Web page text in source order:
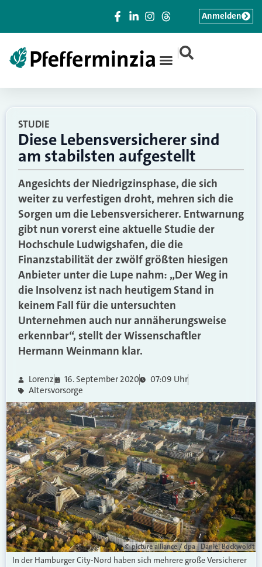
|
Anmelden
STUDIE
Diese Lebensversicherer sind
am stabilsten aufgestellt
Angesichts der Niedrigzinsphase, die sich
weiter zu verfestigen droht, mehren sich die
Sorgen um die Lebensversicherer. Entwarnung
gibt nun vorerst eine aktuelle Studie der
Hochschule Ludwigshafen, die die
Finanzstabilität der zwölf größten hiesigen
Anbieter unter die Lupe nahm: „Der Weg in
die Insolvenz ist nach heutigem Stand in
keinem Fall für die untersuchten
Unternehmen auch nur annäherungsweise
erkennbar“, stellt der Wissenschaftler
Hermann Weinmann klar.
Lorenz 16. September 2020
07:09 Uhr
Altersvorsorge
© picture alliance / dpa | Daniel Bockwoldt
In der Hamburger City-Nord haben sich mehrere große Versicherer